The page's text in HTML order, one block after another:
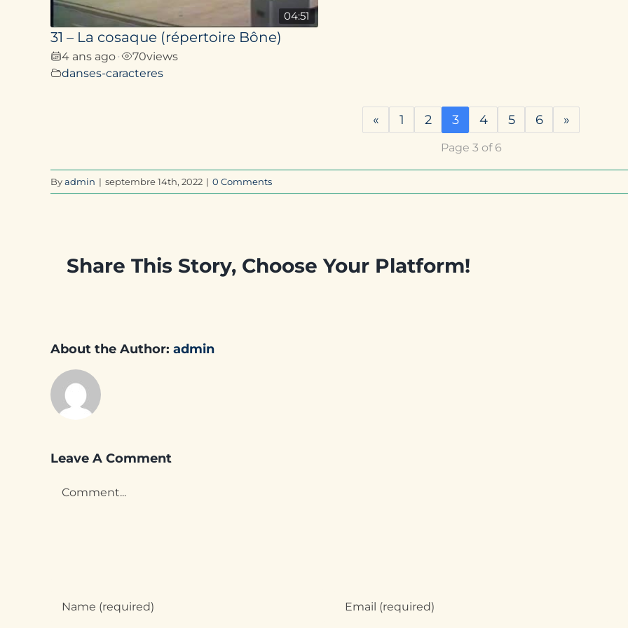
04:51
31 – La cosaque (répertoire Bône)
4 ans ago• 70views
danses-caracteres
« 1 2 3 4 5 6 »
Page 3 of 6
Byadmin | septembre 14th, 2022 | 0 Comments
Share This Story, Choose Your Platform!
About the Author: admin
Leave A Comment
Comment